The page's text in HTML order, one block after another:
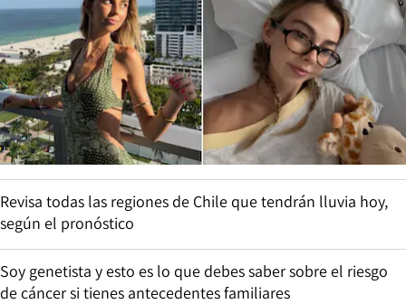
Revisa todas las regiones de Chile que tendrán lluvia hoy,
según el pronóstico
Soy genetista y esto es lo que debes saber sobre el riesgo
de cáncer si tienes antecedentes familiares